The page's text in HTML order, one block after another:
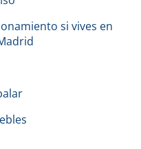
si vives en